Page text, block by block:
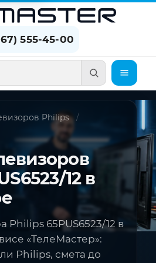
555-45-00
Philips
12 в
Philips 65PUS6523/12 в
«ТелеМастер»:
Philips, смета до